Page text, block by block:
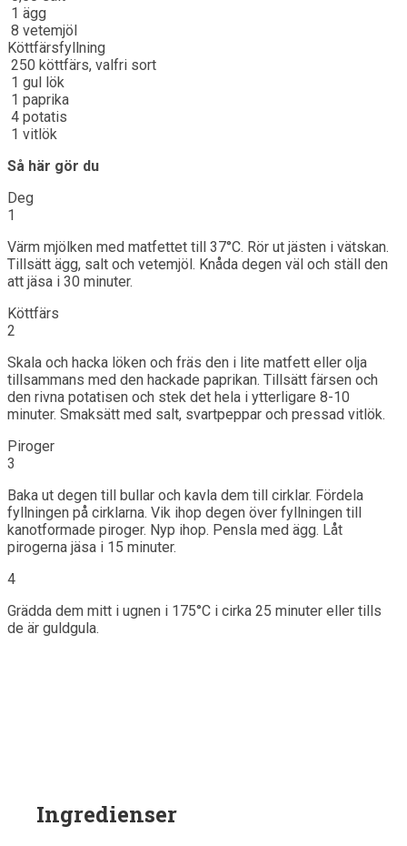
1 ägg
8 vetemjöl
Köttfärsfyllning
250 köttfärs, valfri sort
1 gul lök
1 paprika
4 potatis
1 vitlök
Så här gör du
Deg
1
Värm mjölken med matfettet till 37°C. Rör ut jästen i vätskan.
Tillsätt ägg, salt och vetemjöl. Knåda degen väl och ställ den
att jäsa i 30 minuter.
Köttfärs
2
Skala och hacka löken och fräs den i lite matfett eller olja
tillsammans med den hackade paprikan. Tillsätt färsen och
den rivna potatisen och stek det hela i ytterligare 8-10
minuter. Smaksätt med salt, svartpeppar och pressad vitlök.
Piroger
3
Baka ut degen till bullar och kavla dem till cirklar. Fördela
fyllningen på cirklarna. Vik ihop degen över fyllningen till
kanotformade piroger. Nyp ihop. Pensla med ägg. Låt
pirogerna jäsa i 15 minuter.
4
Grädda dem mitt i ugnen i 175°C i cirka 25 minuter eller tills
de är guldgula.
Ingredienser